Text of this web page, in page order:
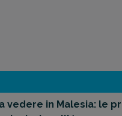
vedere in Malesia: le